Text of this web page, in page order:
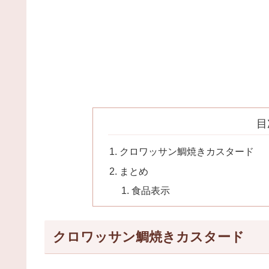
クロワッサン鯛焼きカスタード
まとめ
食品表示
クロワッサン鯛焼きカスタード